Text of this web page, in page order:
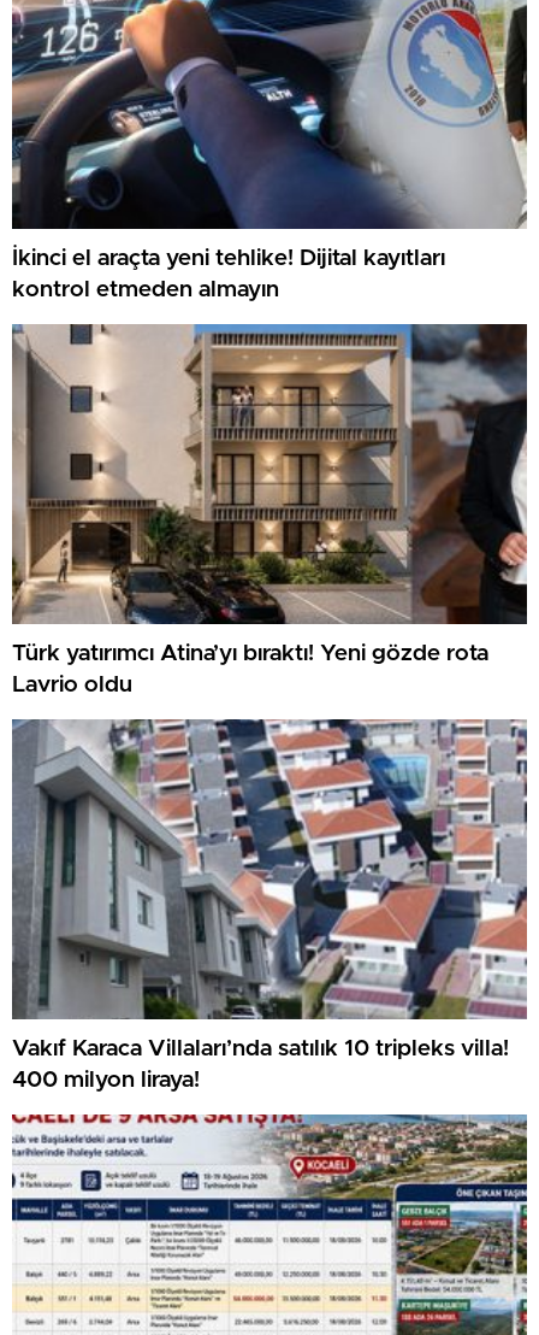
İkinci el araçta yeni tehlike! Dijital kayıtları
kontrol etmeden almayın
Türk yatırımcı Atina’yı bıraktı! Yeni gözde rota
Lavrio oldu
Vakıf Karaca Villaları’nda satılık 10 tripleks villa!
400 milyon liraya!